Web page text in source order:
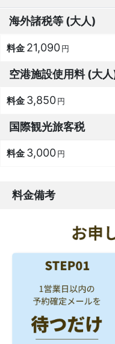
海外諸税等 (大人)
21,090円
空港施設使用料 (大
3,850円
国際観光旅客税
3,000円
料金備考